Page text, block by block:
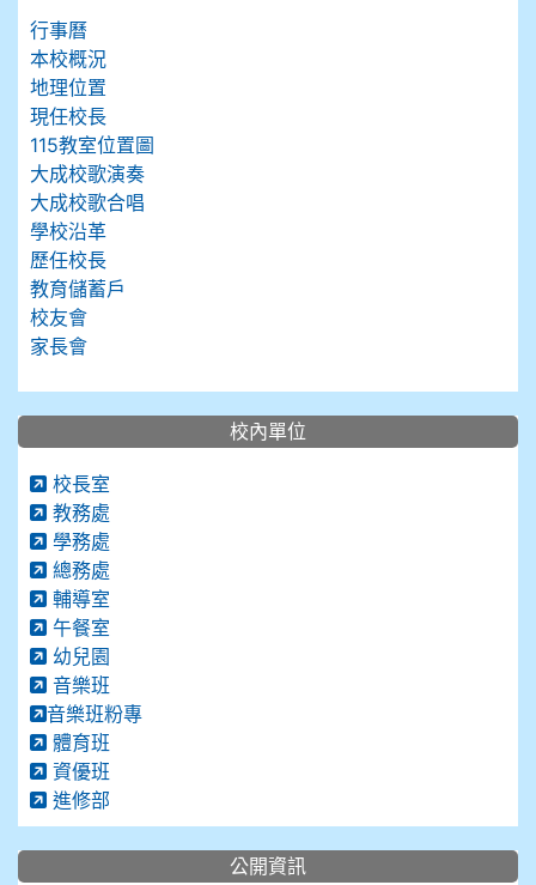
行事曆
本校概況
地理位置
現任校長
115教室位置圖
大成校歌演奏
大成校歌合唱
學校沿革
歷任校長
教育儲蓄戶
校友會
家長會
校內單位
校長室
教務處
學務處
總務處
輔導室
午餐室
幼兒園
音樂班
音樂班粉專
體育班
資優班
進修部
公開資訊